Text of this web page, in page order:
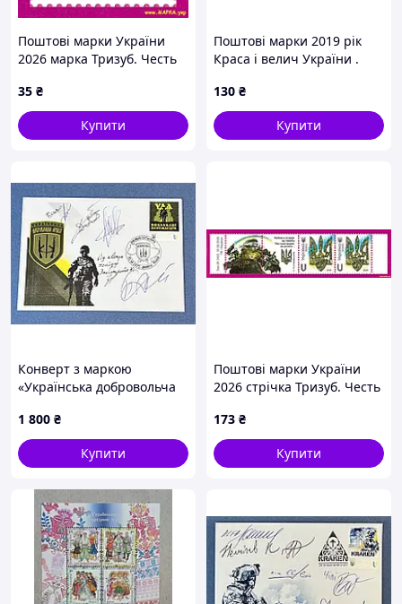
Поштові марки України
2026 марка Тризуб. Честь
35 ₴
Купити
Поштові марки 2019 рік
Краса і велич України .
130 ₴
Купити
Конверт з маркою
«Українська добровольча
Дмитра Яроша)
1 800 ₴
Купити
Поштові марки України
2026 стрічка Тризуб. Честь
173 ₴
Купити